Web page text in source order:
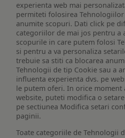
experienta web mai
permiteti folosirea
anumite scopuri. Dati click pe
categoriilor de mai jos pentru a
scopurile in care putem folosi
si pentru a va personaliza
trebuie sa stiti ca blocarea
Tehnologii de tip Cookie sau a
influenta experienta dvs. pe
le putem oferi. In orice moment
website, puteti modifica o
pe sectiunea Modifica setari
paginii.
Toate categoriile de Tehnologii